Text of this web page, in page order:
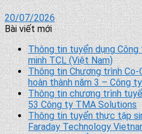
20/07/2026
Bài viết mới
Thông tin tuyển dụng
minh TCL (Việt Nam)
Thông tin Chương trình Co-
hoàn thành năm 3 – Công
Thông tin chương trình
53 Công ty TMA Solutions
Thông tin tuyển thực tập
Faraday Technology